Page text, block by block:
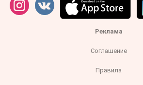
Реклама
Соглашение
Правила